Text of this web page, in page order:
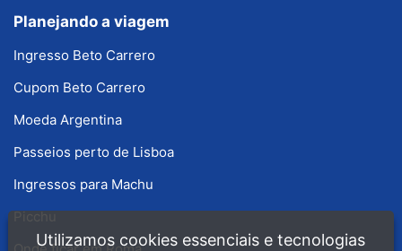
Planejando a viagem
Ingresso Beto Carrero
Cupom Beto Carrero
Moeda Argentina
Passeios perto de Lisboa
Ingressos para Machu
Picchu
Utilizamos cookies essenciais e tecnologias